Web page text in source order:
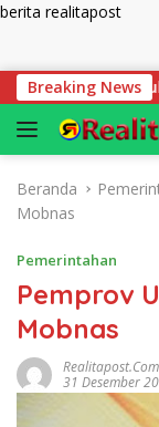
berita realitapost
Breaking News
Bengkulu
Beranda
Mobnas
Pemerintahan
Pemprov
Mobnas
Realitapost.com
31 Desember